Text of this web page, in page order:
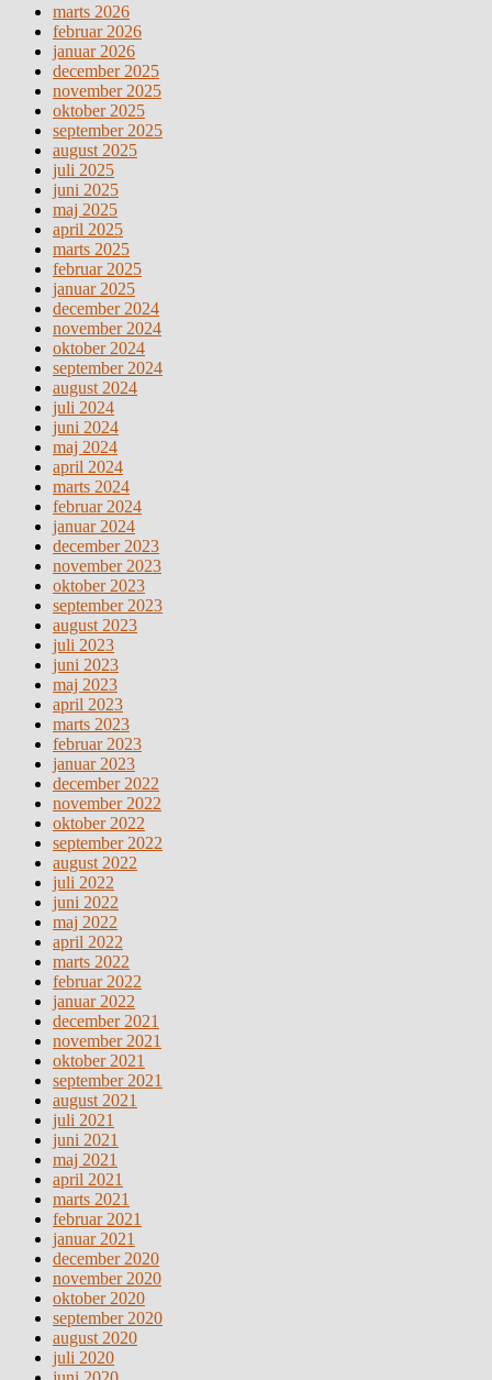
marts 2026
februar 2026
januar 2026
december 2025
november 2025
oktober 2025
september 2025
august 2025
juli 2025
juni 2025
maj 2025
april 2025
marts 2025
februar 2025
januar 2025
december 2024
november 2024
oktober 2024
september 2024
august 2024
juli 2024
juni 2024
maj 2024
april 2024
marts 2024
februar 2024
januar 2024
december 2023
november 2023
oktober 2023
september 2023
august 2023
juli 2023
juni 2023
maj 2023
april 2023
marts 2023
februar 2023
januar 2023
december 2022
november 2022
oktober 2022
september 2022
august 2022
juli 2022
juni 2022
maj 2022
april 2022
marts 2022
februar 2022
januar 2022
december 2021
november 2021
oktober 2021
september 2021
august 2021
juli 2021
juni 2021
maj 2021
april 2021
marts 2021
februar 2021
januar 2021
december 2020
november 2020
oktober 2020
september 2020
august 2020
juli 2020